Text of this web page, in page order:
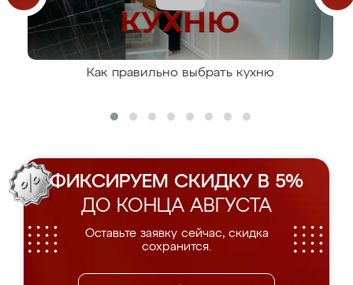
Как правильно выбрать кухню
ФИКСИРУЕМ СКИДКУ В 5%
ДО КОНЦА АВГУСТА
Оставьте заявку сейчас, скидка
сохранится.